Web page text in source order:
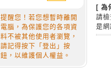
提醒您！若您想暫時離開
電腦，為保護您的各項資
料不被其他使用者瀏覽，
請記得按下「登出」按
鈕，以維護個人權益。
[ 為
請
是